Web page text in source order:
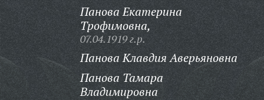
Панова Екатерина
Трофимовна,
07.04.1919 г.р.
Панова Клавдия Аверьяновна
Панова Тамара
Владимировна